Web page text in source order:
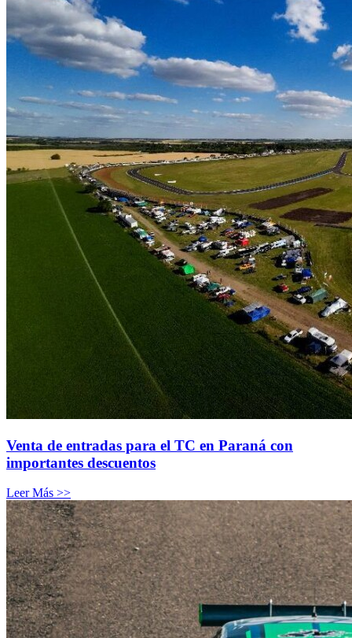
Venta de entradas para el TC en Paraná con
importantes descuentos
Leer Más >>